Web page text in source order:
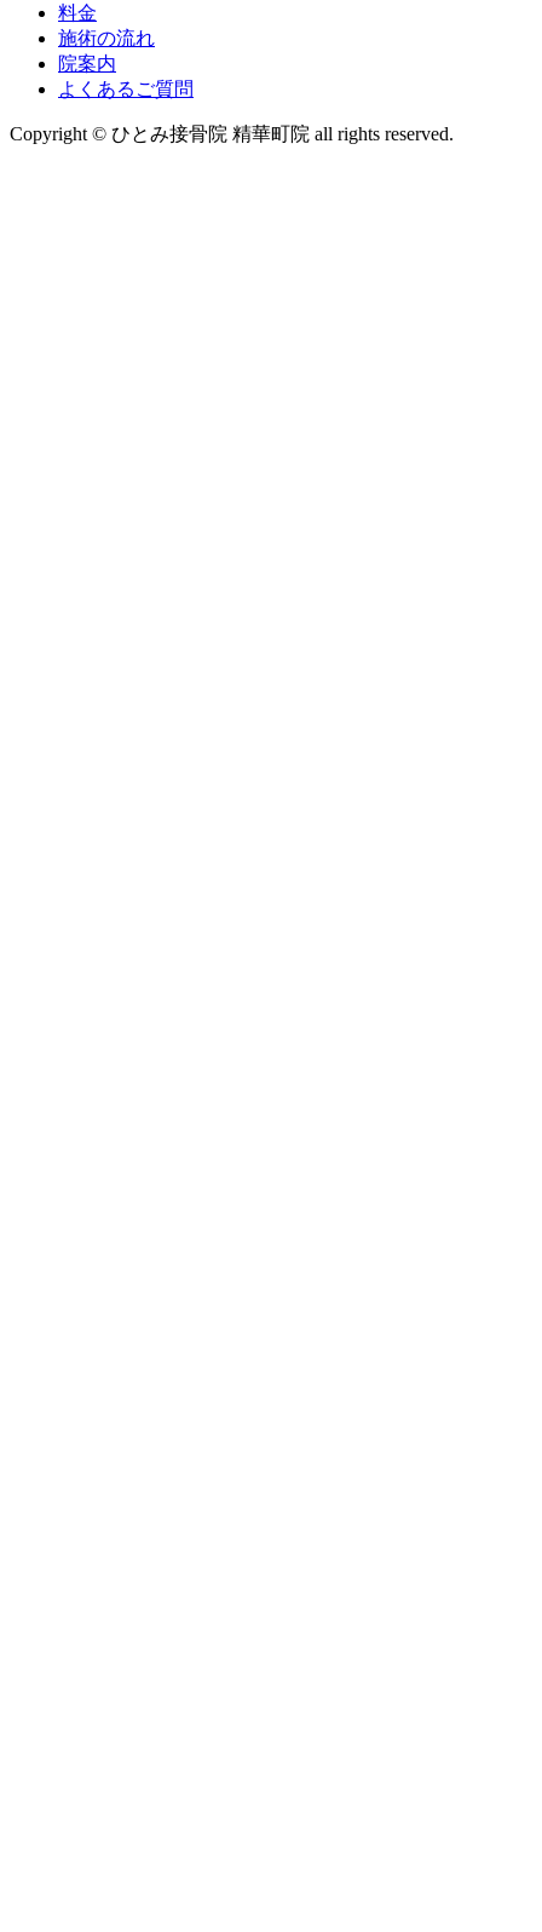
料金
施術の流れ
院案内
よくあるご質問
Copyright © ひとみ接骨院 精華町院 all rights reserved.